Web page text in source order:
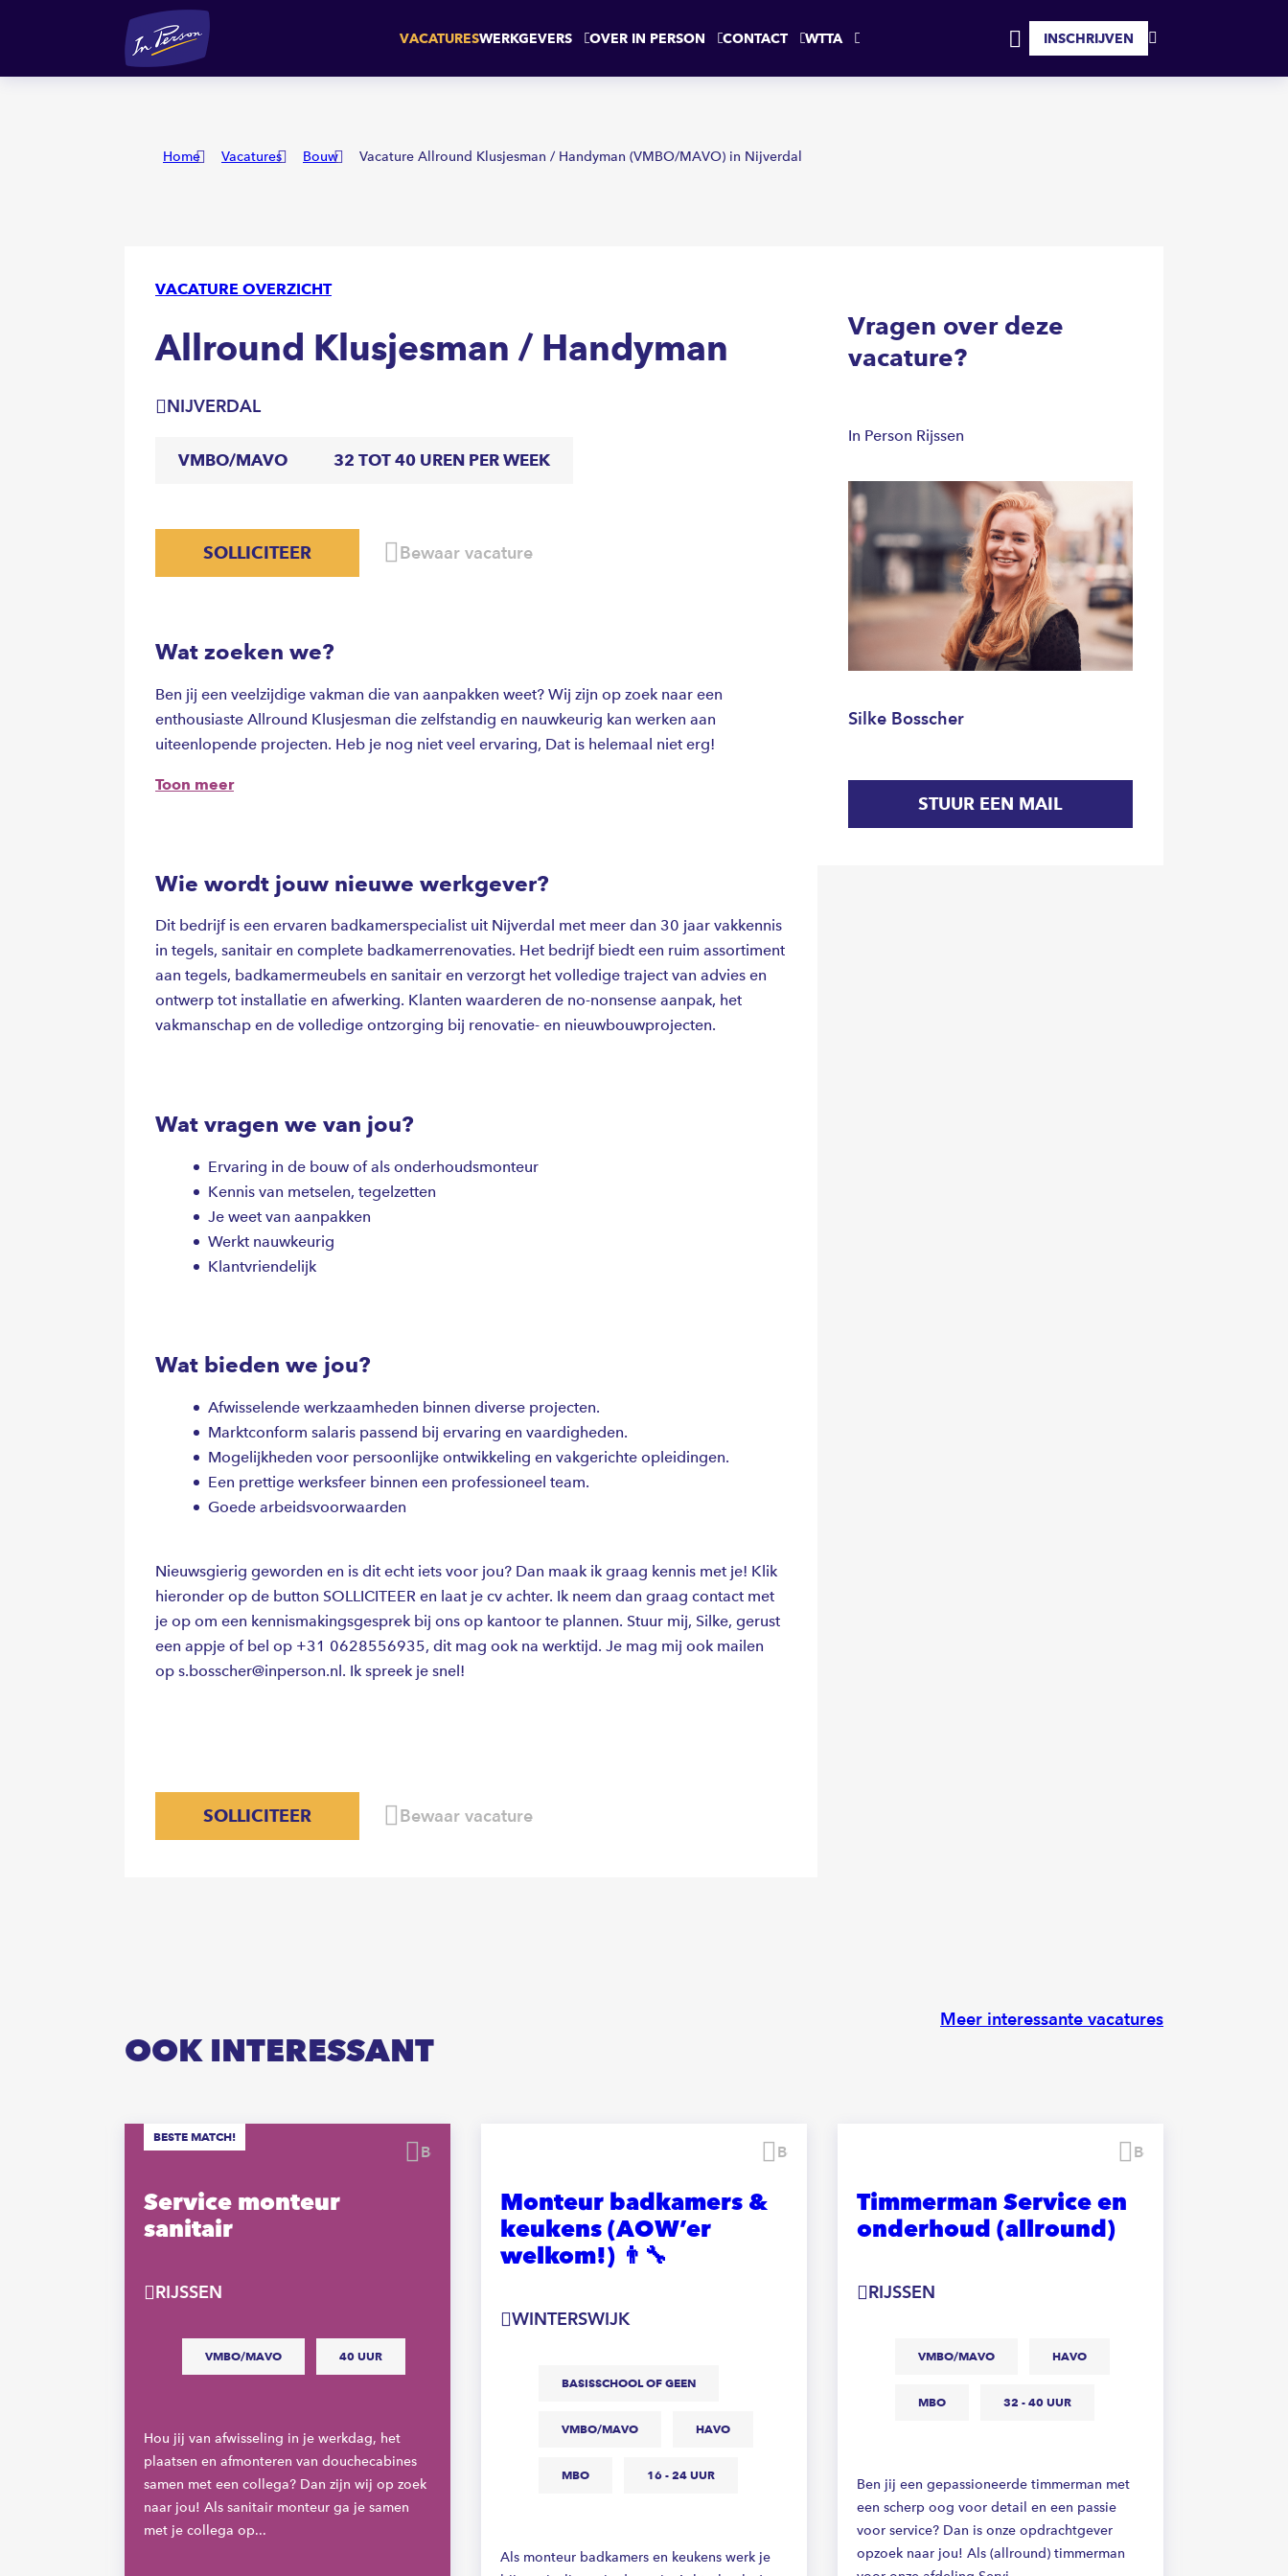
VACATURESWERKGEVERS OVER IN PERSON CONTACT WTTA
MIJN
INSCHRIJVEN
Home Vacatures Bouw Vacature Allround Klusjesman / Handyman (VMBO/MAVO) in Nijverdal
VACATURE OVERZICHT
Allround Klusjesman / Handyman
NIJVERDAL
VMBO/MAVO 32 TOT 40 UREN PER WEEK
SOLLICITEER Bewaar vacature
Wat zoeken we?
Ben jij een veelzijdige vakman die van aanpakken weet? Wij zijn op zoek naar een
enthousiaste Allround Klusjesman die zelfstandig en nauwkeurig kan werken aan
uiteenlopende projecten. Heb je nog niet veel ervaring, Dat is helemaal niet erg!
Toon meer
Wie wordt jouw nieuwe werkgever?
Dit bedrijf is een ervaren badkamerspecialist uit Nijverdal met meer dan 30 jaar vakkennis
in tegels, sanitair en complete badkamerrenovaties. Het bedrijf biedt een ruim assortiment
aan tegels, badkamermeubels en sanitair en verzorgt het volledige traject van advies en
ontwerp tot installatie en afwerking. Klanten waarderen de no-nonsense aanpak, het
vakmanschap en de volledige ontzorging bij renovatie- en nieuwbouwprojecten.
Wat vragen we van jou?
Ervaring in de bouw of als onderhoudsmonteur
Kennis van metselen, tegelzetten
Je weet van aanpakken
Werkt nauwkeurig
Klantvriendelijk
Wat bieden we jou?
Afwisselende werkzaamheden binnen diverse projecten.
Marktconform salaris passend bij ervaring en vaardigheden.
Mogelijkheden voor persoonlijke ontwikkeling en vakgerichte opleidingen.
Een prettige werksfeer binnen een professioneel team.
Goede arbeidsvoorwaarden
Nieuwsgierig geworden en is dit echt iets voor jou? Dan maak ik graag kennis met je! Klik
hieronder op de button SOLLICITEER en laat je cv achter. Ik neem dan graag contact met
je op om een kennismakingsgesprek bij ons op kantoor te plannen. Stuur mij, Silke, gerust
een appje of bel op +31 0628556935, dit mag ook na werktijd. Je mag mij ook mailen
op s.bosscher@inperson.nl. Ik spreek je snel!
SOLLICITEER Bewaar vacature
Vragen over deze
vacature?
In Person Rijssen
Silke Bosscher
STUUR EEN MAIL
OOK INTERESSANT
Service monteur
sanitair
RIJSSEN
VMBO/MAVO 40 UUR
Hou jij van afwisseling in je werkdag, het
plaatsen en afmonteren van douchecabines
samen met een collega? Dan zijn wij op zoek
naar jou! Als sanitair monteur ga je samen
met je collega op...
Bewaren
BESTE MATCH!
Monteur badkamers &
keukens (AOW’er
welkom!) 👨‍🔧
WINTERSWIJK
BASISSCHOOL OF GEEN
VMBO/MAVO HAVO
MBO 16 - 24 UUR
Als monteur badkamers en keukens werk je
Bewaren
Timmerman Service en
onderhoud (allround)
RIJSSEN
VMBO/MAVO HAVO
MBO 32 - 40 UUR
Ben jij een gepassioneerde timmerman met
een scherp oog voor detail en een passie
voor service? Dan is onze opdrachtgever
opzoek naar jou! Als (allround) timmerman
Bewaren
Meer interessante vacatures
Allround Klusjesman / Handyman NIJVERDAL SOLLICITEER